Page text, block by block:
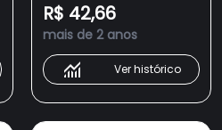
R$ 42,66
mais de 2 anos
Ver histórico